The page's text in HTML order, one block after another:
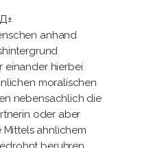
anhand
einander hierbei
moralischen
nebensachlich die
oder aber
ahnlichem